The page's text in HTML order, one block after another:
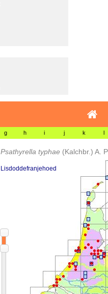
g h i j k l
Psathyrella typhae (Kalchbr.) A.
Lisdoddefranjehoed